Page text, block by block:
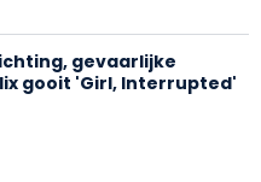
gevaarlijke
gooit 'Girl, Interrupted'